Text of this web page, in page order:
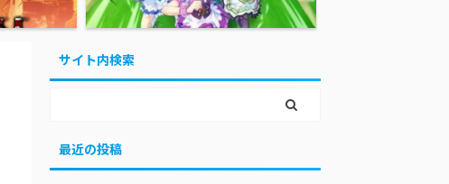
サイト内検索
最近の投稿